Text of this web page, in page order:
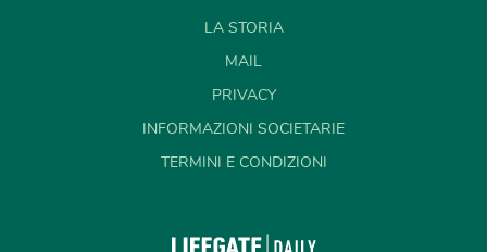
LA STORIA
MAIL
PRIVACY
INFORMAZIONI SOCIETARIE
TERMINI E CONDIZIONI